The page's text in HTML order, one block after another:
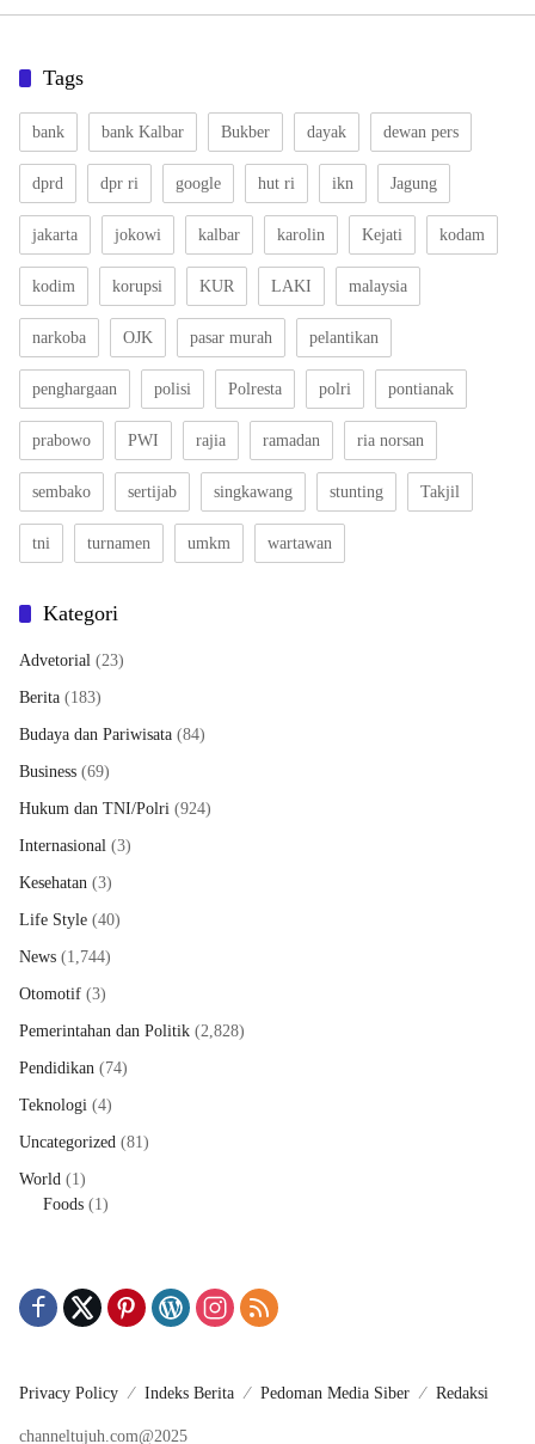
Tags
bank bank Kalbar Bukber dayak dewan pers
dprd dpr ri google hut ri ikn Jagung
jakarta jokowi kalbar karolin Kejati kodam
kodim korupsi KUR LAKI malaysia
narkoba OJK pasar murah pelantikan
penghargaan polisi Polresta polri pontianak
prabowo PWI rajia ramadan ria norsan
sembako sertijab singkawang stunting Takjil
tni turnamen umkm wartawan
Kategori
Advetorial (23)
Berita (183)
Budaya dan Pariwisata (84)
Business (69)
Hukum dan TNI/Polri (924)
Internasional (3)
Kesehatan (3)
Life Style (40)
News (1,744)
Otomotif (3)
Pemerintahan dan Politik (2,828)
Pendidikan (74)
Teknologi (4)
Uncategorized (81)
World (1)
Foods (1)
Privacy Policy Indeks Berita Pedoman Media Siber Redaksi
channeltujuh.com@2025